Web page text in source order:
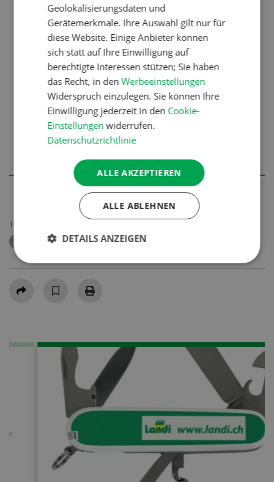
Seitenförderung.
– Die Art des Pickupsystems wirkt sich direkt
auf die Belastung der Grasnarbe aus.
– Einfach austauschbare Komponenten (z. B.
Zinken) erleichtern die Wartung und reduzieren
Ausfallzeiten.
– Futter, das sich am Pickup aufwickelt, sollte
entfernt werden, um unnötigen Verschleiss
oder potenzielle Schäden zu vermeiden.
THEMEN
BERGLANDTECHNIK HEUSCHIEBER
Teilen
Geolokalisierungsdaten und
Gerätemerkmale. Ihre Auswahl gilt nur für
diese Website. Einige Anbieter können
sich statt auf Ihre Einwilligung auf
berechtigte Interessen stützen; Sie haben
das Recht, in denWerbeeinstellungen
Widerspruch einzulegen. Sie können Ihre
Einwilligung jederzeit in den Cookie-
Einstellungen widerrufen.
Datenschutzrichtlinie
ALLE AKZEPTIEREN
ALLE ABLEHNEN
DETAILS ANZEIGEN